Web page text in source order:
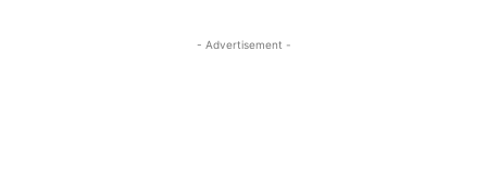
- Advertisement -